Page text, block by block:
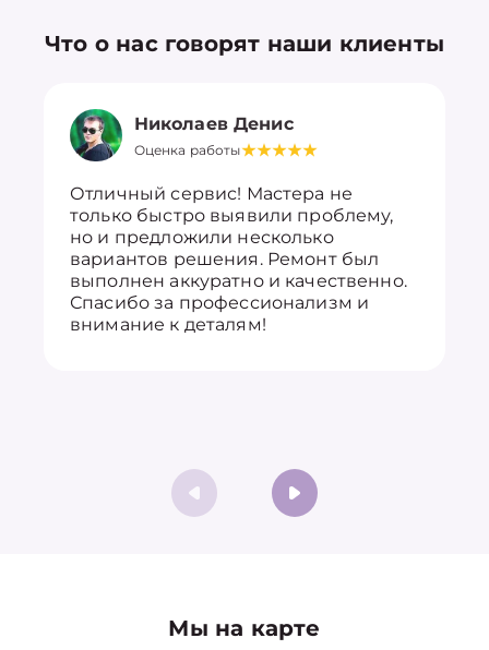
Что о нас говорят наши клиенты
Николаев Денис
Оценка работы
Отличный сервис! Мастера не
только быстро выявили проблему,
но и предложили несколько
вариантов решения. Ремонт был
выполнен аккуратно и качественно.
Спасибо за профессионализм и
внимание к деталям!
Мы на карте